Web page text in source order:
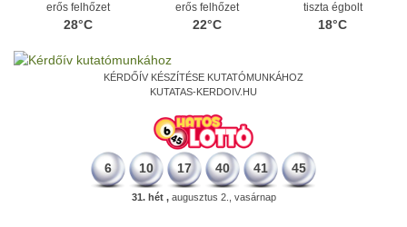
erős felhőzet
28°C
erős felhőzet
22°C
tiszta égbolt
18°C
KÉRDŐÍV KÉSZÍTÉSE KUTATÓMUNKÁHOZ
KUTATAS-KERDOIV.HU
6 10 17 40 41 45
31. hét ,augusztus 2., vasárnap